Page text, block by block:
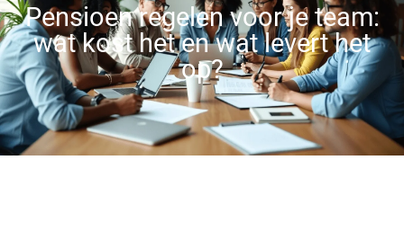
Pensioen regelen voor je team:
wat kost het en wat levert het
op?